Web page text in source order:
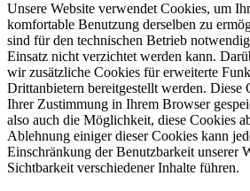
Unsere Website verwendet Cookies, um
komfortable Benutzung derselben zu
sind für den technischen Betrieb
Einsatz nicht verzichtet werden kann.
wir zusätzliche Cookies für erweiterte
Drittanbietern bereitgestellt werden. Diese
Ihrer Zustimmung in Ihrem Browser
also auch die Möglichkeit, diese Cookies
Ablehnung einiger dieser Cookies kann
Einschränkung der Benutzbarkeit unserer
Sichtbarkeit verschiedener Inhalte führen.